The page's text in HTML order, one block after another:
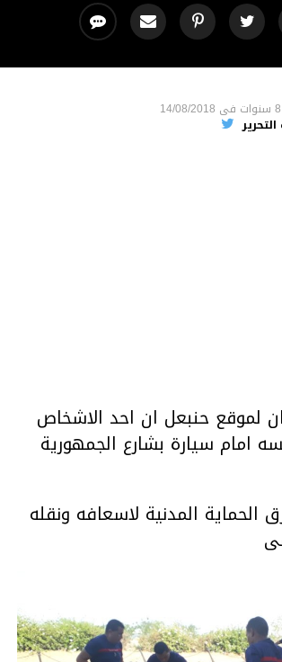
فى 14/08/2018
التحرير
لموقع حنبعل ان احد الاشخاص
امام سيارة بشارع الجمهورية
المدنية لاسعافه ونقله